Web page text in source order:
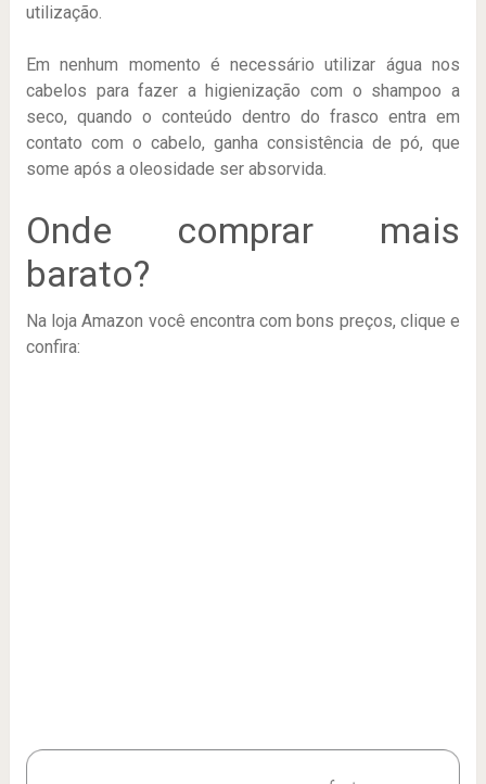
utilização.
Em nenhum momento é necessário utilizar água nos
cabelos para fazer a higienização com o shampoo a
seco, quando o conteúdo dentro do frasco entra em
contato com o cabelo, ganha consistência de pó, que
some após a oleosidade ser absorvida.
Onde comprar mais
barato?
Na loja Amazon você encontra com bons preços, clique e
confira: